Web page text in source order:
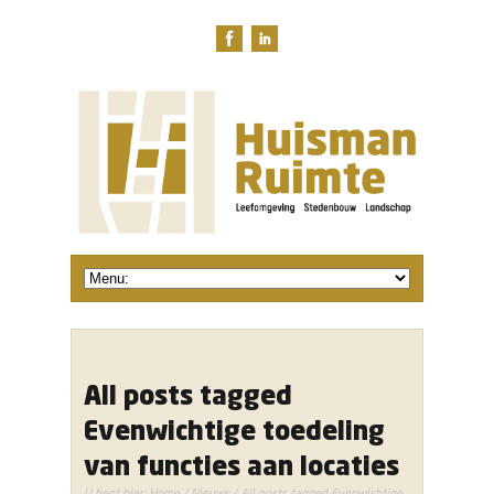
All posts tagged
Evenwichtige toedeling
van functies aan locaties